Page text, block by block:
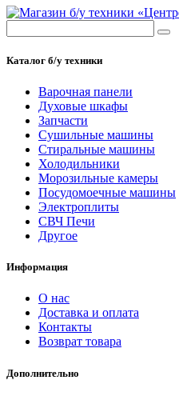
Каталог б/у техники
Варочная панели
Духовые шкафы
Запчасти
Сушильные машины
Стиральные машины
Холодильники
Морозильные камеры
Посудомоечные машины
Электроплиты
СВЧ Печи
Другое
Информация
О нас
Доставка и оплата
Контакты
Возврат товара
Дополнительно